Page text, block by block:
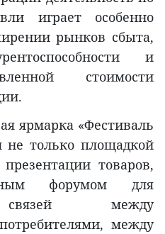
играет особенно
рынков сбыта,
и
стоимости
ярмарка «Фестиваль
не только площадкой
товаров,
форумом для
связей между
между